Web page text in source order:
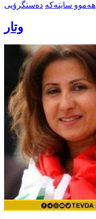
هەموو سایتەکە دەستگرۆیی
وتار